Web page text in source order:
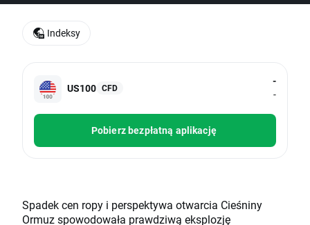
US100 CFD
-
-
Pobierz bezpłatną aplikację
Spadek cen ropy i perspektywa otwarcia Cieśniny
Ormuz spowodowała prawdziwą eksplozję
Indeksy